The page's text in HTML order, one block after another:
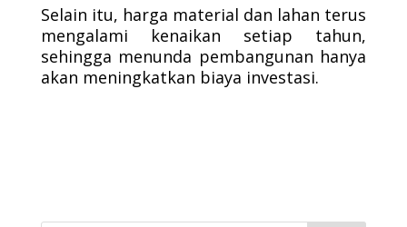
Selain itu, harga material dan lahan terus
mengalami kenaikan setiap tahun,
sehingga menunda pembangunan hanya
akan meningkatkan biaya investasi.